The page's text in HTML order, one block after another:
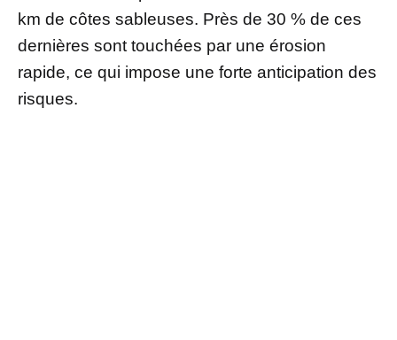
km de côtes sableuses. Près de 30 % de ces
dernières sont touchées par une érosion
rapide, ce qui impose une forte anticipation des
risques.